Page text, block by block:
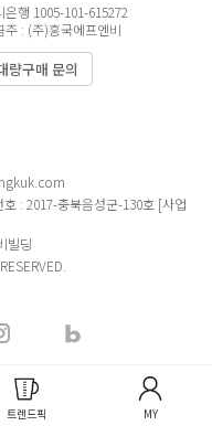
은행 1005-101-615272
주 : (주)흥국에프엔비
량구매 문의
: 2017-충북음성군-130호 [사업
빌딩
트렌드픽 MY